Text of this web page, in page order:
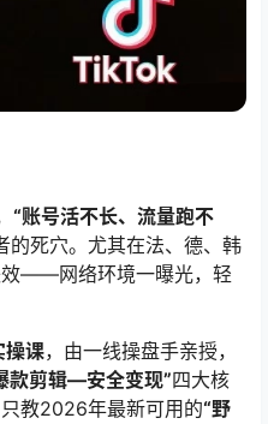
“账号活不长、流量跑不
的死穴。尤其在法、德、韩
效——网络环境一曝光，轻
操课，由一线操盘手亲授，
剪辑—安全变现”四大核
教2026年最新可用的“野